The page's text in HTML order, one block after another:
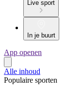
Live sport
In je buurt
App openen
Alle inhoud
Populaire sporten